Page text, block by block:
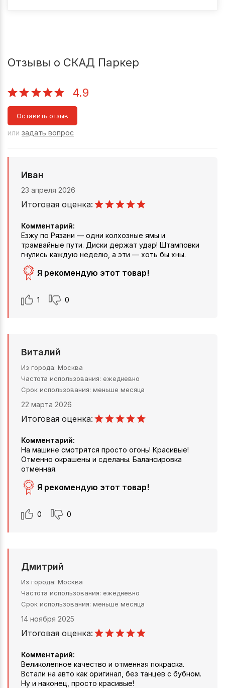
Отзывы о СКАД Паркер
4.9
Оставить отзыв
или задать вопрос
Иван
23 апреля 2026
Итоговая оценка:
Комментарий:
Езжу по Рязани — одни колхозные ямы и
трамвайные пути. Диски держат удар! Штамповки
гнулись каждую неделю, а эти — хоть бы хны.
Я рекомендую этот товар!
1 0
Виталий
Из города Москва
Частота использования ежедневно
Срок использования меньше месяца
22 марта 2026
Итоговая оценка:
Комментарий:
На машине смотрятся просто огонь! Красивые!
Отменно окрашены и сделаны. Балансировка
отменная.
Я рекомендую этот товар!
0 0
Дмитрий
Из города Москва
Частота использования ежедневно
Срок использования меньше месяца
14 ноября 2025
Итоговая оценка:
Комментарий:
Великолепное качество и отменная покраска.
Встали на авто как оригинал, без танцев с бубном.
Ну и наконец, просто красивые!